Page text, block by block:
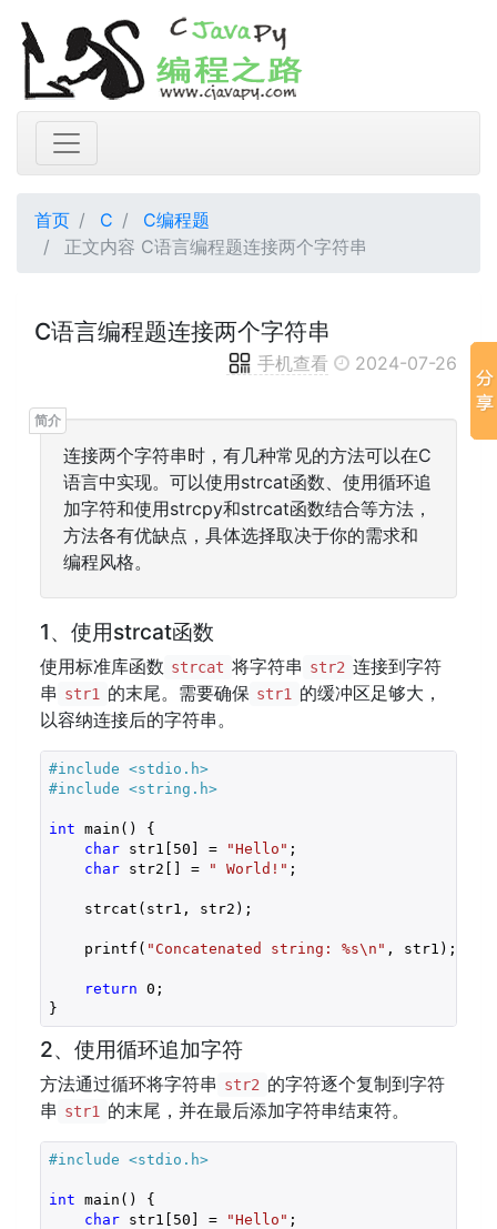
首页 C
C编程题
正文内容 C语言编程题连接两个字符串
C语言编程题连接两个字符串
手机查看 2024-07-26
连接两个字符串时，有几种常见的方法可以在C
语言中实现。可以使用strcat函数、使用循环追
加字符和使用strcpy和strcat函数结合等方法，
方法各有优缺点，具体选择取决于你的需求和
编程风格。
1、使用strcat函数
使用标准库函数 strcat 将字符串 str2 连接到字符
串 str1 的末尾。需要确保 str1
的缓冲区足够大，
以容纳连接后的字符串。
#include <stdio.h>
#include <string.h>
int main() {
char str1[ 50 ] = "Hello" ;
char str2[] = " World!" ;
    strcat(str1, str2);
    printf(
"Concatenated string: %s\n" , str1);
return 0 ;
}
2、使用循环追加字符
方法通过循环将字符串 str2 的字符逐个复制到字符
串 str1 的末尾，并在最后添加字符串结束符。
#include <stdio.h>
int main() {
char str1[ 50 ] = "Hello" ;